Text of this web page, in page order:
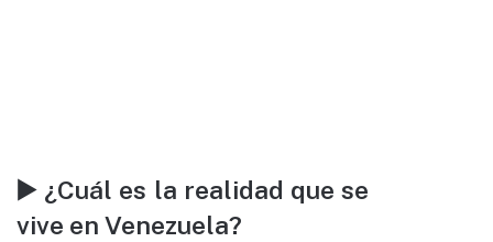
▶️ ¿Cuál es la realidad que se
vive en Venezuela?